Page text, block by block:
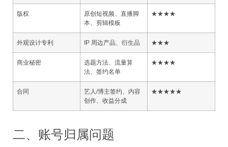
版权
原创短视频、直播脚
本、剪辑模板
★★★★
外观设计专利 IP 周边产品、衍生品 ★★★
商业秘密
选题方法、流量算
法、签约名单
★★★★
合同
艺人/博主签约、内容
创作、收益分成
★★★★★
二、账号归属问题